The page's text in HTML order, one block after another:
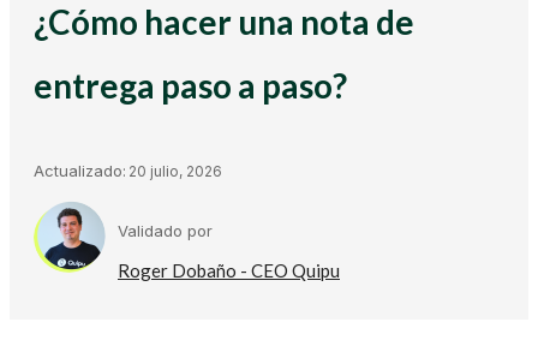
¿Cómo hacer una nota de
entrega paso a paso?
Actualizado: 20 julio, 2026
Validado por
Roger Dobaño - CEO Quipu